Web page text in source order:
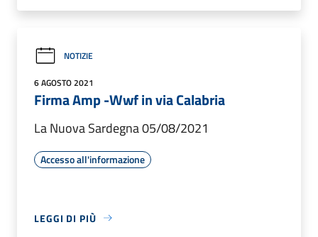
NOTIZIE
6 AGOSTO 2021
Firma Amp -Wwf in via Calabria
La Nuova Sardegna 05/08/2021
Accesso all'informazione
LEGGI DI PIÙ